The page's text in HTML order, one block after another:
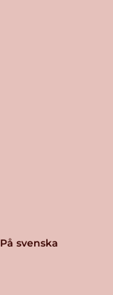
På svenska